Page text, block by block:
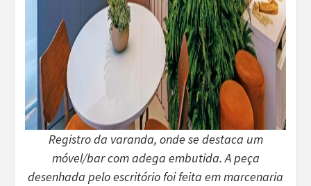
Registro da varanda, onde se destaca um
móvel/bar com adega embutida. A peça
desenhada pelo escritório foi feita em marcenaria